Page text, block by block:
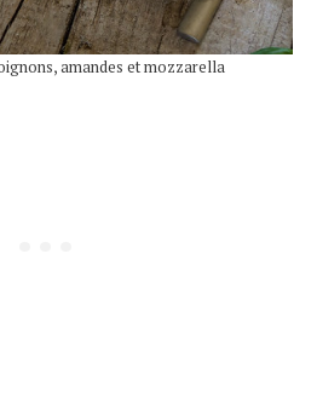
amandes et mozzarella